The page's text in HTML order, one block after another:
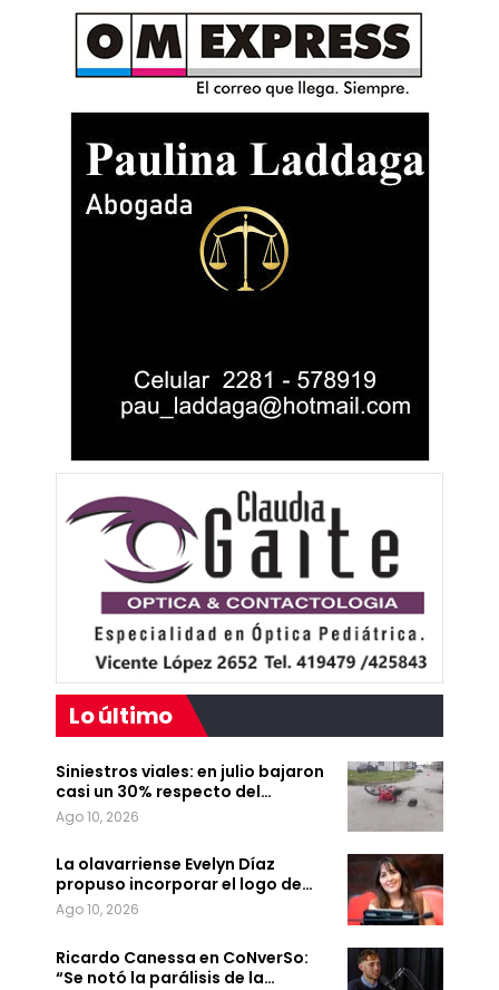
Lo último
Siniestros viales: en julio bajaron
casi un 30% respecto del…
Ago 10, 2026
La olavarriense Evelyn Díaz
propuso incorporar el logo de…
Ago 10, 2026
Ricardo Canessa en CoNverSo:
“Se notó la parálisis de la…